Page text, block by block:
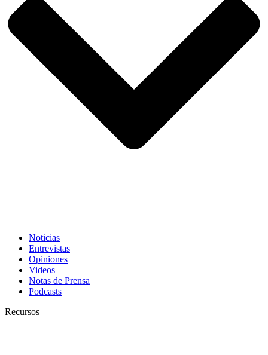
Noticias
Entrevistas
Opiniones
Videos
Notas de Prensa
Podcasts
Recursos